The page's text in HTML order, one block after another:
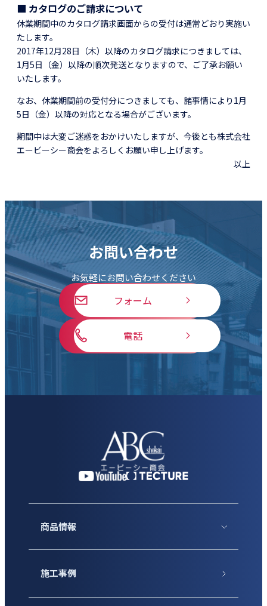
■ カタログのご請求について
休業期間中のカタログ請求画面からの受付は通常どおり実施い
たします。
2017年12月28日（木）以降のカタログ請求につきましては、
1月5日（金）以降の順次発送となりますので、ご了承お願い
いたします。
なお、休業期間前の受付分につきましても、諸事情により1月
5日（金）以降の対応となる場合がございます。
期間中は大変ご迷惑をおかけいたしますが、今後とも株式会社
エービーシー商会をよろしくお願い申し上げます。
以上
お問い合わせ
お気軽にお問い合わせください
フォーム
電話
商品情報
施工事例